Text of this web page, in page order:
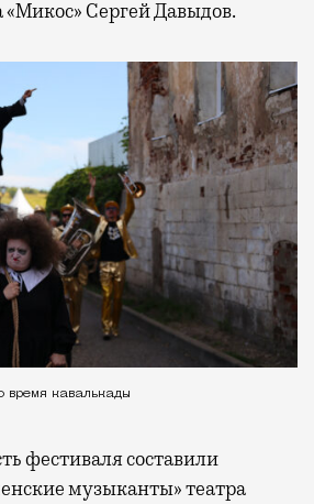
«Микос» Сергей Давыдов.
время кавалькады
фестиваля составили
музыканты» театра